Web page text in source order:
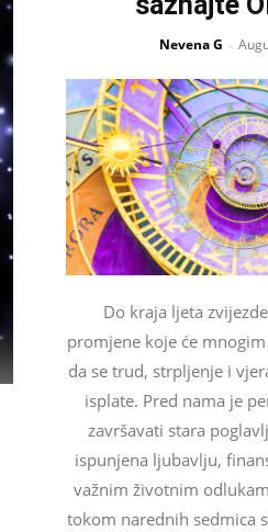
Nevena G -
Do kraja ljeta
promjene koje će
da se trud, strpljenje i
isplate. Pred nama je
završavati stara
ispunjena ljubavlju,
važnim životnim
tokom narednih sedmica